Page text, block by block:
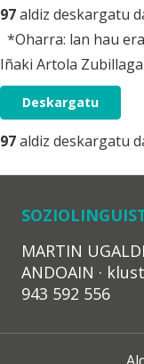
97aldiz deskargatu
*Oharra: lan hau
Iñaki Artola
Deskargatu
97aldiz deskargatu
MARTIN
ANDOAIN ·
943 592 556